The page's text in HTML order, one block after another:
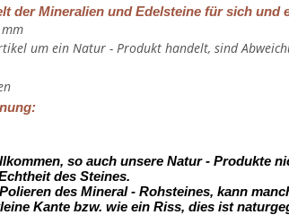
der Mineralien und Edelsteine für sich und
um ein Natur - Produkt handelt, sind
so auch unsere Natur - Produkte
des Steines.
des Mineral - Rohsteines, kann
Kante bzw. wie ein Riss, dies ist